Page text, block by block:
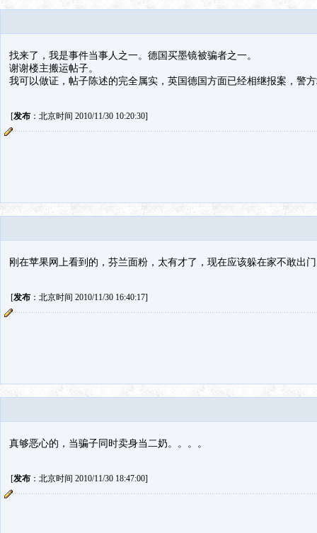
找来了，我是事件当事人之一。德国买墨镜被骗者之一。
谢谢楼主搬运帖子。
我可以做证，帖子陈述的完全属实，英国德国方面已经相继报案，警
[发布：北京时间 2010/11/30 10:20:30]
刚在苹果网上看到的，芬兰面粉，太有才了，现在应该躲在家不敢出
[发布：北京时间 2010/11/30 16:40:17]
真够恶心的，当骗子同时卖身当二奶。。。。
[发布：北京时间 2010/11/30 18:47:00]